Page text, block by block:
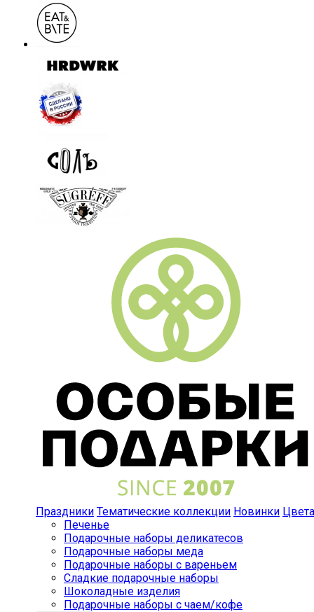
Праздники Тематические коллекции Новинки Цвета
Печенье
Подарочные наборы деликатесов
Подарочные наборы меда
Подарочные наборы с вареньем
Сладкие подарочные наборы
Шоколадные изделия
Подарочные наборы с чаем/кофе